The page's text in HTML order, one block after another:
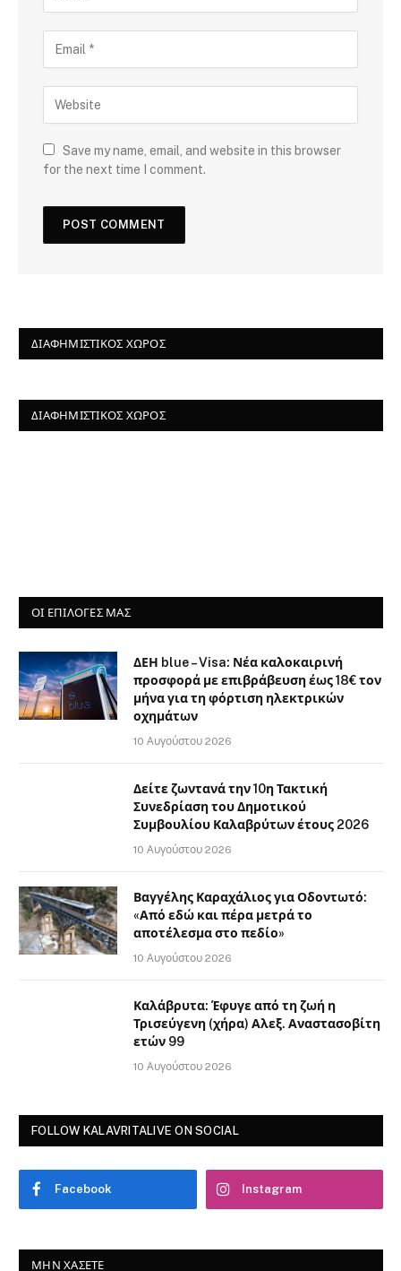
Save my name, email, and website in this browser
for the next time I comment.
ΔΙΑΦΗΜΙΣΤΙΚΌΣ ΧΏΡΟΣ
ΔΙΑΦΗΜΙΣΤΙΚΌΣ ΧΏΡΟΣ
ΟΙ ΕΠΙΛΟΓΈΣ ΜΑΣ
ΔΕΗ blue – Visa: Νέα καλοκαιρινή
προσφορά με επιβράβευση έως 18€ τον
μήνα για τη φόρτιση ηλεκτρικών
οχημάτων
10 Αυγούστου 2026
Δείτε ζωντανά την 10η Τακτική
Συνεδρίαση του Δημοτικού
Συμβουλίου Καλαβρύτων έτους 2026
10 Αυγούστου 2026
Βαγγέλης Καραχάλιος για Οδοντωτό:
«Από εδώ και πέρα μετρά το
αποτέλεσμα στο πεδίο»
10 Αυγούστου 2026
Καλάβρυτα: Έφυγε από τη ζωή η
Τρισεύγενη (χήρα) Αλεξ. Αναστασοβίτη
ετών 99
10 Αυγούστου 2026
FOLLOW KALAVRITALIVE ON SOCIAL
Facebook Instagram
ΜΗΝ ΧΆΣΕΤΕ